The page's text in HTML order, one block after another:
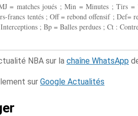
= matches joués ; Min = Minutes ; Tirs
francs tentés ; Off = rebond offensif ; Def=
; Bp = Balles perdues ; Ct :
NBA sur la chaîne WhatsApp
sur Google Actualités